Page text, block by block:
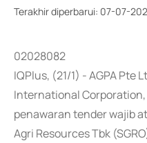
Terakhir diperbarui: 07-07-
02028082
IQPlus, (21/1) - AGPA Pte
International
penawaran tender wajib
Agri Resources Tbk